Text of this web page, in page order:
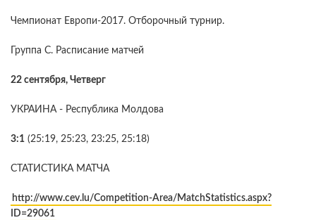
Чемпионат Европи-2017. Отборочный турнир.
Группа С. Расписание матчей
22 сентября, Четверг
УКРАИНА - Республика Молдова
3:1 (25:19, 25:23, 23:25, 25:18)
СТАТИСТИКА МАТЧА
http://www.cev.lu/Competition-Area/MatchStatistics.aspx?
ID=29061